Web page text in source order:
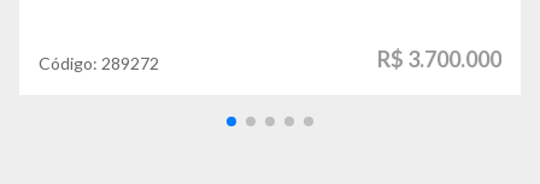
Código: 289272 R$ 3.700.000